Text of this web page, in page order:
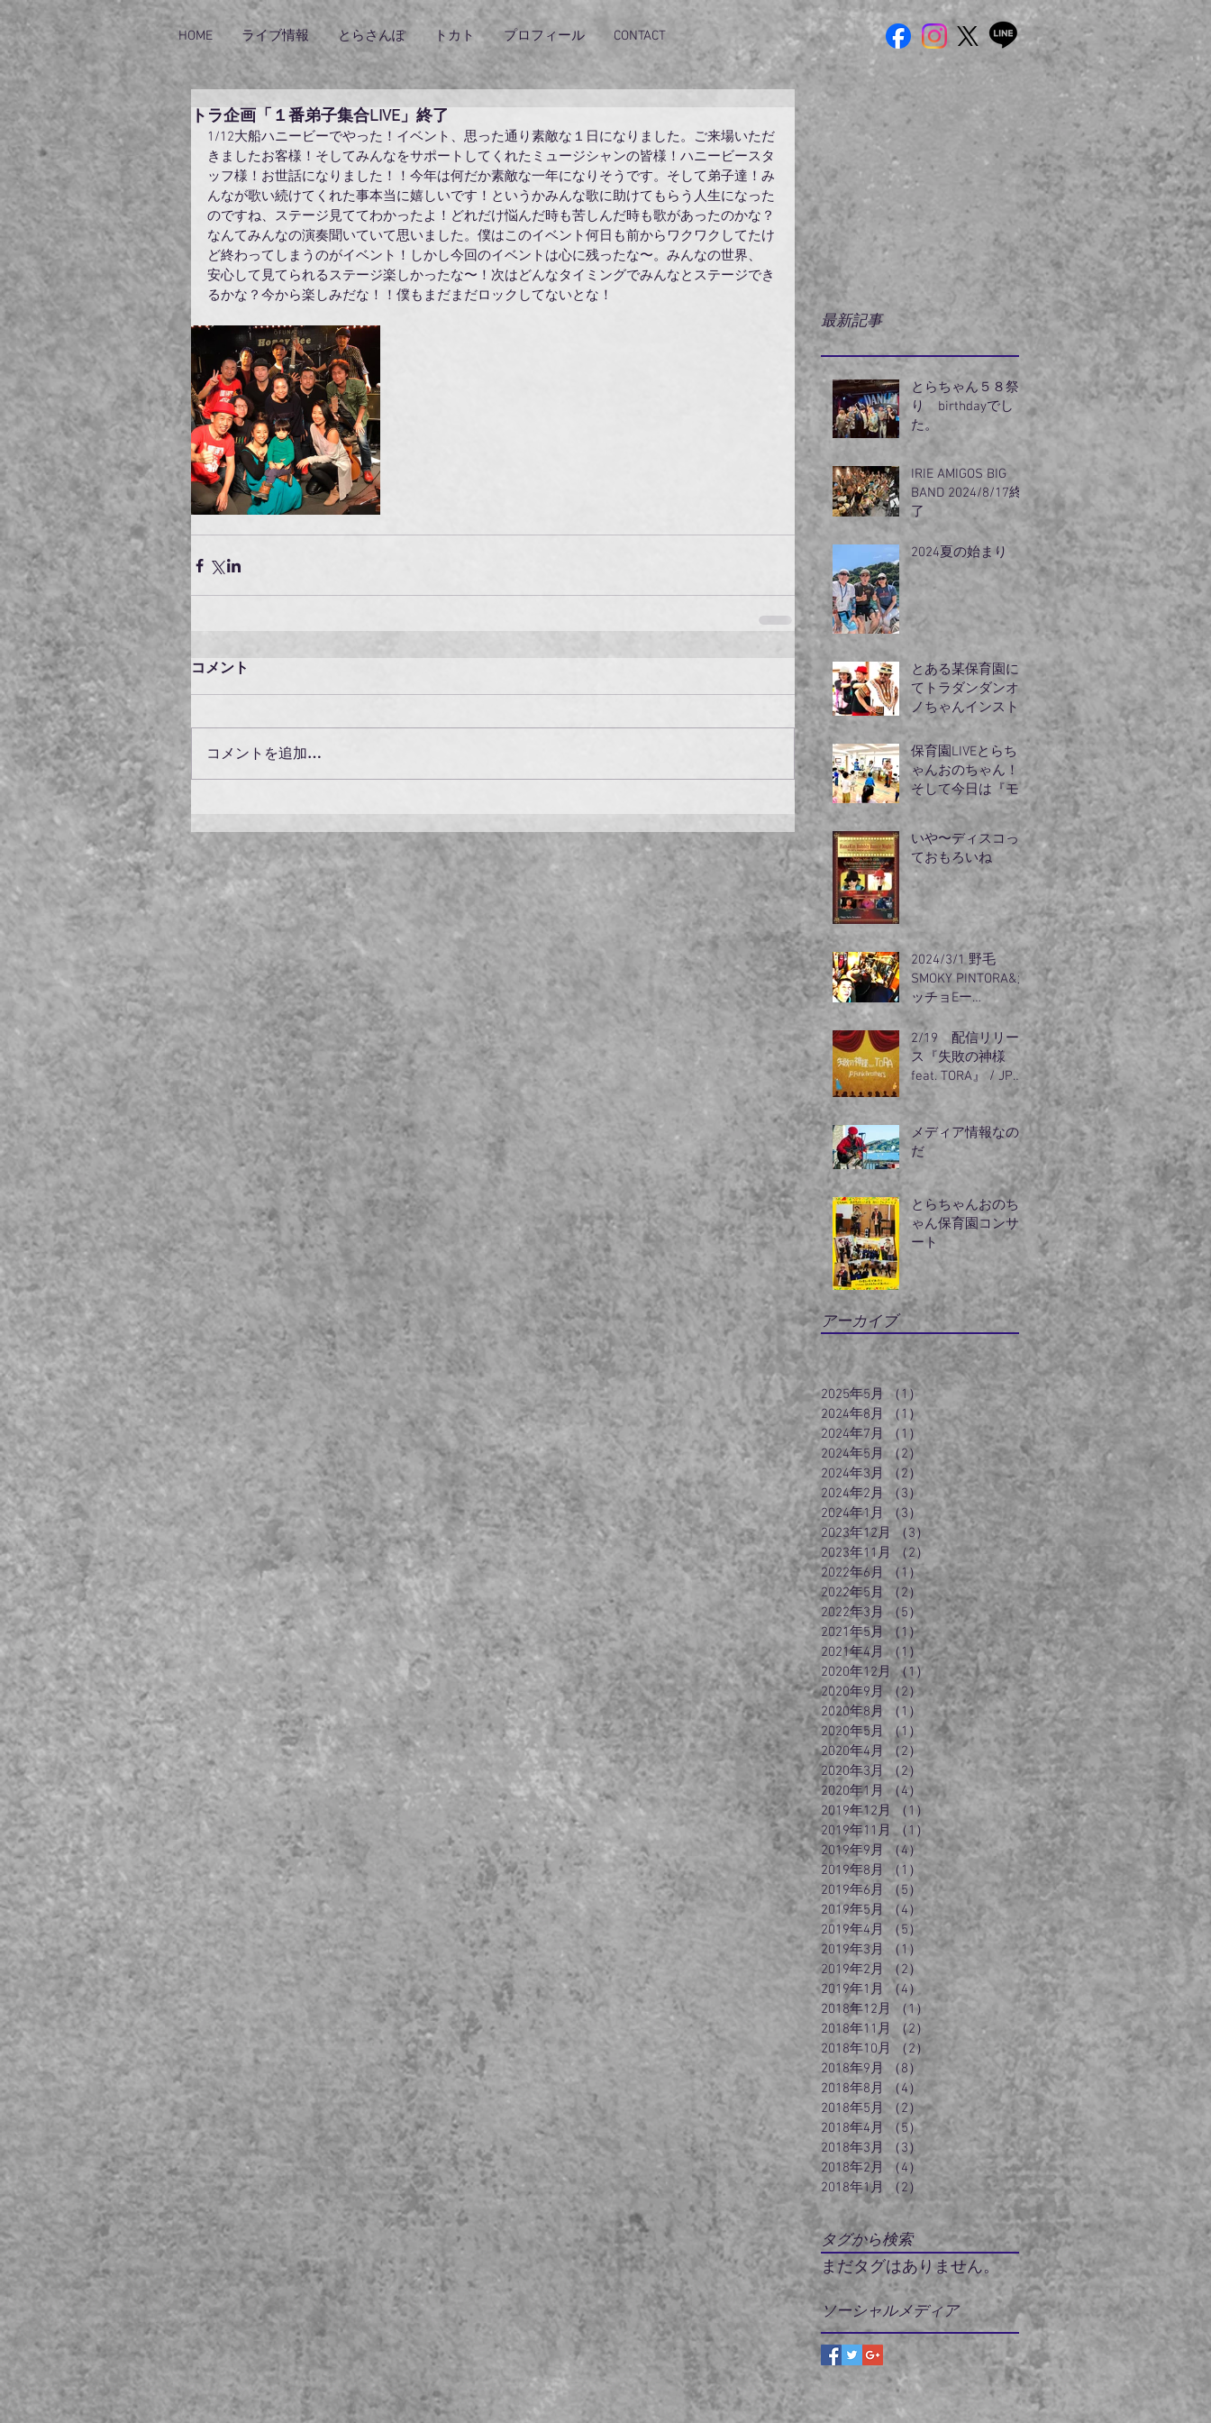
HOME ライブ情報 とらさんぽ トカト プロフィール CONTACT
トラ企画「１番弟子集合LIVE」終了
1/12大船ハニービーでやった！イベント、思った通り素敵な１日になりました。ご来場いただ
きましたお客様！そしてみんなをサポートしてくれたミュージシャンの皆様！ハニービースタ
ッフ様！お世話になりました！！今年は何だか素敵な一年になりそうです。そして弟子達！み
んなが歌い続けてくれた事本当に嬉しいです！というかみんな歌に助けてもらう人生になった
のですね、ステージ見ててわかったよ！どれだけ悩んだ時も苦しんだ時も歌があったのかな？
なんてみんなの演奏聞いていて思いました。僕はこのイベント何日も前からワクワクしてたけ
ど終わってしまうのがイベント！しかし今回のイベントは心に残ったな〜。みんなの世界、
安心して見てられるステージ楽しかったな〜！次はどんなタイミングでみんなとステージでき
るかな？今から楽しみだな！！僕もまだまだロックしてないとな！
コメント
コメントを追加…
最新記事
とらちゃん５８祭
り birthdayでし
た。
IRIE AMIGOS BIG
BAND 2024/8/17終
了
2024夏の始まり
とある某保育園に
てトラダンダンオ
ノちゃんインスト
ラクターモリズム
のライブ
保育園LIVEとらち
ゃんおのちゃん！
そして今日は『モ
リズム』出動
いや〜ディスコっ
ておもろいね
2024/3/1 野毛
SMOKY PINTORA&カ
ッチョEー
guest（オノちゃ
ん）登場
2/19 配信リリー
ス『失敗の神様
feat. TORA』 / JP
Funk
メディア情報なの
だ
とらちゃんおのち
ゃん保育園コンサ
ート
アーカイブ
2025年5月 （1）
1件の記事
2024年8月
（1） 1件の記事
2024年7月
（1）
1件の記事
2024年5月
（2）
2件の記事
2024年3月
（2）
2件の記事
2024年2月
（3）3件の記事
2024年1月
（3）
3件の記事
2023年12月 （3）
3件の記事
2023年11月
（2）
2件の記事
2022年6月
（1） 1件の記事
2022年5月 （2）
2件の記事
2022年3月 （5）5件の記事
2021年5月 （1） 1件の記事
2021年4月 （1）1件の記事
2020年12月 （1） 1件の記事
2020年9月 （2）2件の記事
2020年8月
（1）
1件の記事
2020年5月
（1）
1件の記事
2020年4月 （2）2件の記事
2020年3月 （2） 2件の記事
2020年1月 （4）4件の記事
2019年12月
（1）
1件の記事
2019年11月 （1）
1件の記事
2019年9月 （4）4件の記事
2019年8月
（1）
1件の記事
2019年6月
（5） 5件の記事
2019年5月 （4）
4件の記事
2019年4月
（5）5件の記事
2019年3月
（1）
1件の記事
2019年2月
（2） 2件の記事
2019年1月 （4） 4件の記事
2018年12月
（1）
1件の記事
2018年11月
（2）
2件の記事
2018年10月
（2）
2018年9月
（8）
8件の記事
2018年8月
（4）
4件の記事
2018年5月 （2）2件の記事
2018年4月
（5）5件の記事
2018年3月
（3）
3件の記事
2018年2月
（4）
4件の記事
2018年1月
（2） 2件の記事
タグから検索
まだタグはありません。
ソーシャルメディア